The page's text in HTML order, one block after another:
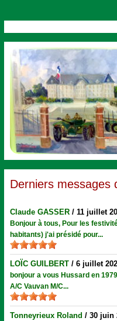
Derniers messages
Claude GASSER /11 juillet
Bonjour à tous, Pour les
habitants) j'ai présidé pour...
LOÏC GUILBERT /6 juillet
bonjour a vous Hussard en
A/C Vauvan M/C...
Tonneyrieux Roland /30 juin